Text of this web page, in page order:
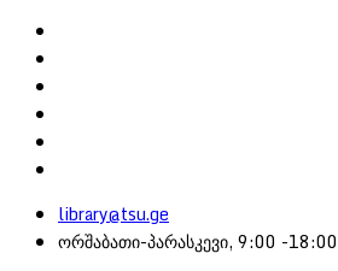
library@tsu.ge
ორშაბათი-პარასკევი, 9:00 -18:00